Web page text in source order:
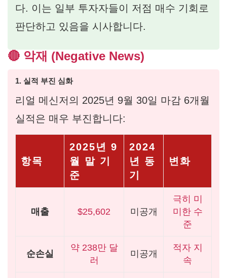
다. 이는 일부 투자자들이 저점 매수 기회로
판단하고 있음을 시사합니다.
🔴 악재 (Negative News)
1. 실적 부진 심화
리얼 메신저의 2025년 9월 30일 마감 6개월
실적은 매우 부진합니다:
항목
2025년 9
월 말 기
준
2024
년 동
기
변화
매출 $25,602 미공개
극히 미
미한 수
준
순손실
약 238만 달
러
미공개
적자 지
속